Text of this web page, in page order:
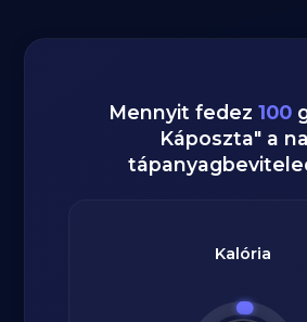
Mennyit fedez 100
Káposzta" a
Kalória